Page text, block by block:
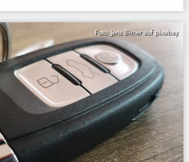
Foto: Jens Birner auf pixabay